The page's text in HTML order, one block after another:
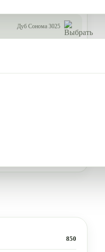
Дуб Сонома 3025
850